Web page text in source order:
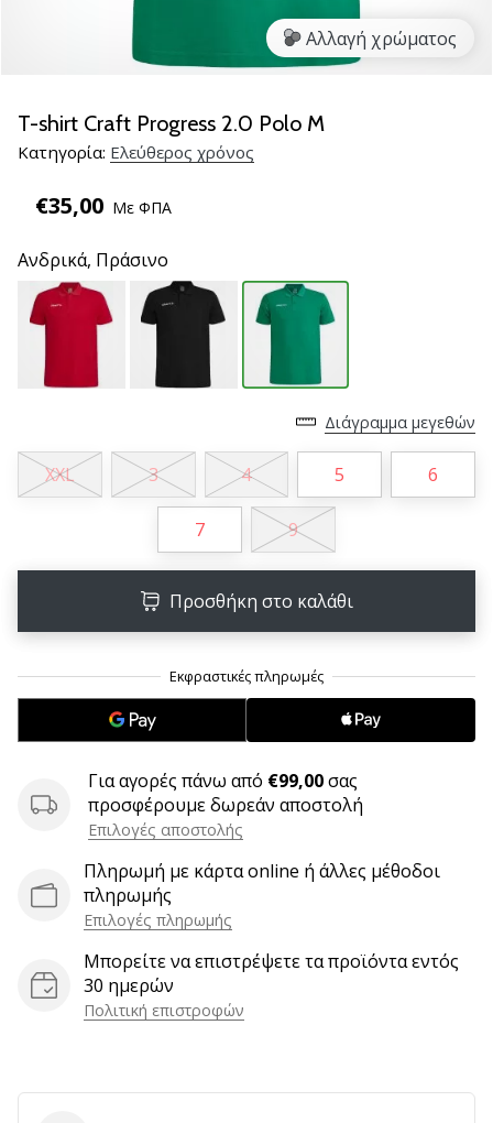
Accelerate
SQD
Ανακάλυψε
τεχνικές
αναβαθμίσεις
και
μάθε
αν
αξίζει…
25. 11. 2024
•
6 λεπτά ανάγνωσης
πρεσβευτής
χάντμπολ
μας
Είσαι
χάντμπολ
όπως
πρεσβευτής/
πρέσβειρα
μας
όλων
Αλλαγή χρώματος
T-shirt Craft Progress 2.0 Polo M
Κατηγορία: Ελεύθερος χρόνος
€35,00 Με ΦΠΑ
Ανδρικά, Πράσινο
Διάγραμμα μεγεθών
XXL 3 4 5 6
7 9
Προσθήκη στο καλάθι
Για αγορές πάνω από €99,00σας
προσφέρουμε δωρεάν αποστολή
Επιλογές αποστολής
Πληρωμή με κάρτα online ή άλλες μέθοδοι
πληρωμής
Επιλογές πληρωμής
Μπορείτε να επιστρέψετε τα προϊόντα εντός
30 ημερών
Πολιτική επιστροφών